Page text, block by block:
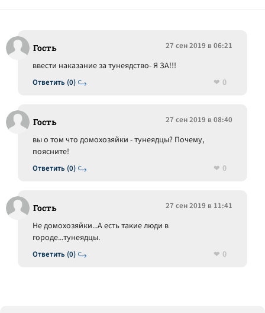
Гость 27 сен 2019 в 06:21
Ответить (0)
ввести наказание за тунеядство- Я ЗА!!!
0
Гость 27 сен 2019 в 08:40
Ответить (0)
вы о том что домохозяйки - тунеядцы? Почему,
поясните!
0
Гость 27 сен 2019 в 11:41
Ответить (0)
Не домохозяйки...А есть такие люди в
городе...тунеядцы.
0